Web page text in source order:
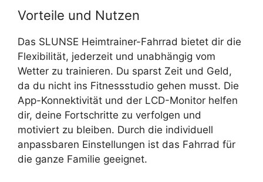
Vorteile und Nutzen
Das SLUNSE Heimtrainer-Fahrrad bietet dir die
Flexibilität, jederzeit und unabhängig vom
Wetter zu trainieren. Du sparst Zeit und Geld,
da du nicht ins Fitnessstudio gehen musst. Die
App-Konnektivität und der LCD-Monitor helfen
dir, deine Fortschritte zu verfolgen und
motiviert zu bleiben. Durch die individuell
anpassbaren Einstellungen ist das Fahrrad für
die ganze Familie geeignet.